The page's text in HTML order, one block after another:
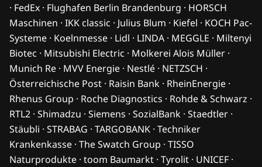
· FedEx · Flughafen Berlin Brandenburg · HORSCH
Maschinen · IKK classic · Julius Blum · Kiefel · KOCH Pac-
Systeme · Koelnmesse · Lidl · LINDA · MEGGLE · Miltenyi
Biotec · Mitsubishi Electric · Molkerei Alois Müller ·
Munich Re · MVV Energie · Nestlé · NETZSCH ·
Österreichische Post · Raisin Bank · RheinEnergie ·
Rhenus Group · Roche Diagnostics · Rohde & Schwarz ·
RTL2 · Shimadzu · Siemens · SozialBank · Staedtler ·
Stäubli · STRABAG · TARGOBANK · Techniker
Krankenkasse · The Swatch Group · TISSO
Naturprodukte · toom Baumarkt · Tyrolit · UNICEF ·